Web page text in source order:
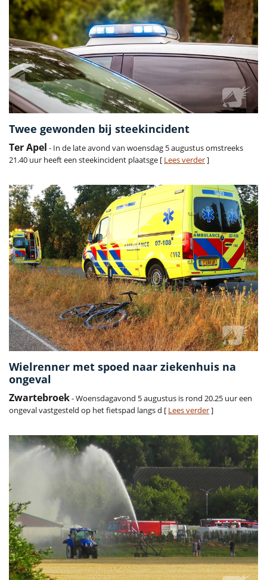
Twee gewonden bij steekincident
Ter Apel - In de late avond van woensdag 5 augustus omstreeks
21.40 uur heeft een steekincident plaatsge [ Lees verder]
Wielrenner met spoed naar ziekenhuis na
ongeval
Zwartebroek- Woensdagavond 5 augustus is rond 20.25 uur een
ongeval vastgesteld op het fietspad langs d [ Lees verder]